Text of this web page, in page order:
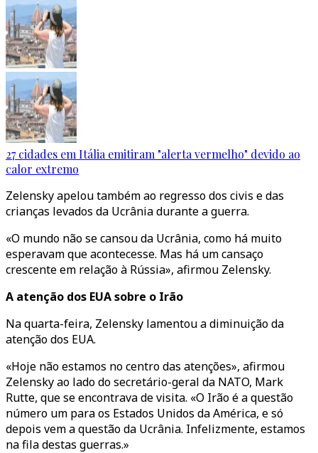
27 cidades em Itália emitiram "alerta vermelho" devido ao
calor extremo
Zelensky apelou também ao regresso dos civis e das
crianças levados da Ucrânia durante a guerra.
«O mundo não se cansou da Ucrânia, como há muito
esperavam que acontecesse. Mas há um cansaço
crescente em relação à Rússia», afirmou Zelensky.
A atenção dos EUA sobre o Irão
Na quarta-feira, Zelensky lamentou a diminuição da
atenção dos EUA.
«Hoje não estamos no centro das atenções», afirmou
Zelensky ao lado do secretário-geral da NATO, Mark
Rutte, que se encontrava de visita. «O Irão é a questão
número um para os Estados Unidos da América, e só
depois vem a questão da Ucrânia. Infelizmente, estamos
na fila destas guerras.»